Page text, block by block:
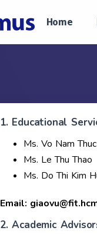
Home
1. Educational
Ms. Vo Nam
Ms. Le Thu Thao
Ms. Do Thi Kim
Email:
2. Academic